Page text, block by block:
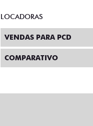
LOCADORAS
VENDAS PARA PCD
COMPARATIVO